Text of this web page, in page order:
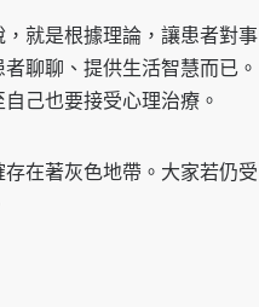
就是根據理論，讓患者對事
聊聊、提供生活智慧而已。
己也要接受心理治療。
在著灰色地帶。大家若仍受